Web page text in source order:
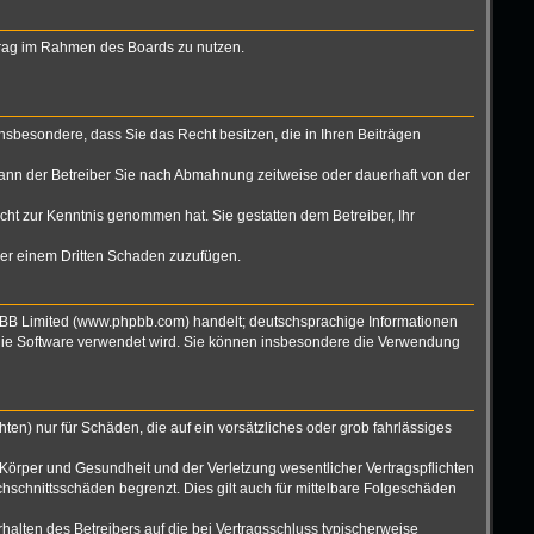
im Rahmen des Boards zu nutzen.
dass Sie das Recht besitzen, die in Ihren Beiträgen
der Betreiber Sie nach Abmahnung zeitweise oder dauerhaft von der
zur Kenntnis genommen hat. Sie gestatten dem Betreiber, Ihr
einem Dritten Schaden zuzufügen.
Limited (www.phpbb.com) handelt; deutschsprachige Informationen
Software verwendet wird. Sie können insbesondere die Verwendung
nur für Schäden, die auf ein vorsätzliches oder grob fahrlässiges
und Gesundheit und der Verletzung wesentlicher Vertragspflichten
begrenzt. Dies gilt auch für mittelbare Folgeschäden
des Betreibers auf die bei Vertragsschluss typischerweise